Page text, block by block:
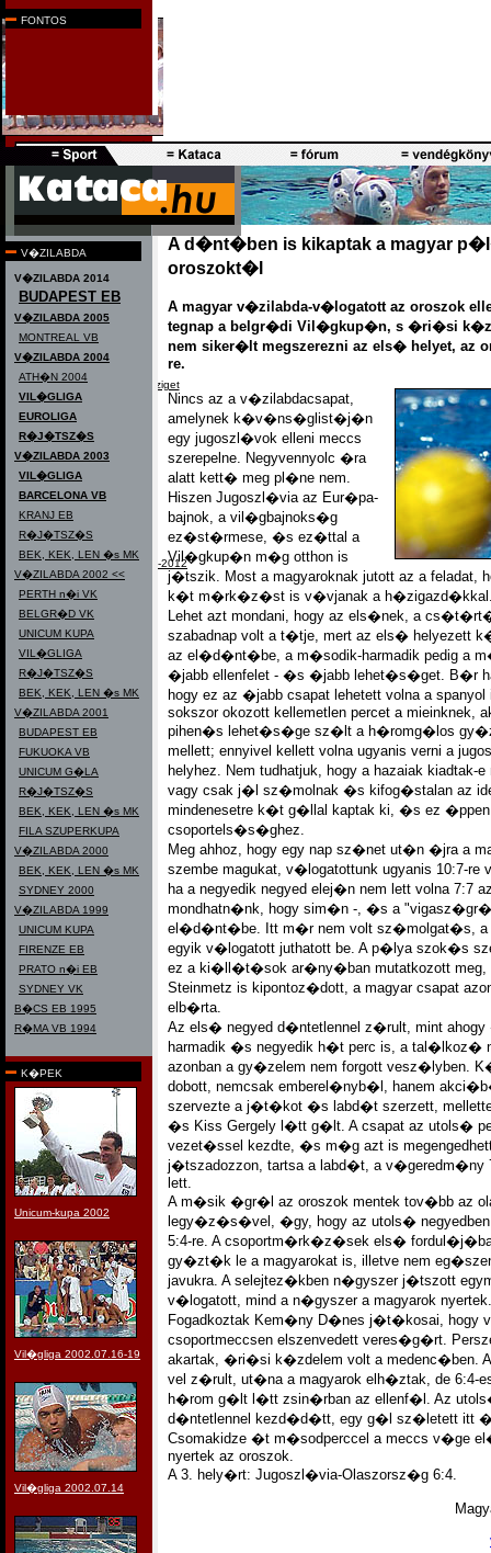
k�priportok
F�rfi v�logatott|N�i v�logatott
Melbourne, Miami, Margit-sziget
Magyar olimpiai lexikon 1896-2012
FONTOS
A d�nt�ben is kikaptak a magyar
oroszokt�l
A magyar v�zilabda-v�logatott az oroszok
tegnap a belgr�di Vil�gkup�n, s �ri�si
nem siker�lt megszerezni az els� helyet, az
re.
Nincs az a v�zilabdacsapat,
amelynek k�v�ns�glist�j�n
egy jugoszl�vok elleni meccs
szerepelne. Negyvennyolc �ra
alatt kett� meg pl�ne nem.
Hiszen Jugoszl�via az Eur�pa-
bajnok, a vil�gbajnoks�g
ez�st�rmese, �s ez�ttal a
Vil�gkup�n m�g otthon is
j�tszik. Most a magyaroknak jutott az a
k�t m�rk�z�st is v�vjanak a
Lehet azt mondani, hogy az els�nek, a
szabadnap volt a t�tje, mert az els� helyezett
az el�d�nt�be, a m�sodik-harmadik pedig a
�jabb ellenfelet - �s �jabb lehet�s�get. B�r
hogy ez az �jabb csapat lehetett volna a
sokszor okozott kellemetlen percet a mieinknek,
pihen�s lehet�s�ge sz�lt a h�romg�los
mellett; ennyivel kellett volna ugyanis verni a
helyhez. Nem tudhatjuk, hogy a hazaiak kiadtak-
vagy csak j�l sz�molnak �s kifog�stalan az
mindenesetre k�t g�llal kaptak ki, �s ez
csoportels�s�ghez.
Meg ahhoz, hogy egy nap sz�net ut�n �jra a
szembe magukat, v�logatottunk ugyanis 10:7-
ha a negyedik negyed elej�n nem lett volna 7:7
mondhatn�nk, hogy sim�n -, �s a
el�d�nt�be. Itt m�r nem volt sz�molgat�s,
egyik v�logatott juthatott be. A p�lya szok�s
ez a ki�ll�t�sok ar�ny�ban mutatkozott
Steinmetz is kipontoz�dott, a magyar csapat
elb�rta.
Az els� negyed d�ntetlennel z�rult, mint
harmadik �s negyedik h�t perc is, a tal�lkoz�
azonban a gy�zelem nem forgott
dobott, nemcsak emberel�nyb�l, hanem
szervezte a j�t�kot �s labd�t szerzett,
�s Kiss Gergely l�tt g�lt. A csapat az utols�
vezet�ssel kezdte, �s m�g azt is
j�tszadozzon, tartsa a labd�t, a v�geredm�ny
lett.
A m�sik �gr�l az oroszok mentek tov�bb az
legy�z�s�vel, �gy, hogy az utols�
5:4-re. A csoportm�rk�z�sek els�
gy�zt�k le a magyarokat is, illetve nem
javukra. A selejtez�kben n�gyszer j�tszott
v�logatott, mind a n�gyszer a magyarok nyertek.
Fogadkoztak Kem�ny D�nes j�t�kosai, hogy
csoportmeccsen elszenvedett veres�g�rt.
akartak, �ri�si k�zdelem volt a medenc�ben.
vel z�rult, ut�na a magyarok elh�ztak, de
h�rom g�lt l�tt zsin�rban az ellenf�l. Az
d�ntetlennel kezd�d�tt, egy g�l sz�letett itt
Csomakidze �t m�sodperccel a meccs v�ge
nyertek az oroszok.
A 3. hely�rt: Jugoszl�via-Olaszorsz�g 6:4.
V�ZILABDA
V�ZILABDA 2014
BUDAPEST EB
V�ZILABDA 2005
MONTREAL VB
V�ZILABDA 2004
ATH�N 2004
VIL�GLIGA
EUROLIGA
R�J�TSZ�S
V�ZILABDA 2003
VIL�GLIGA
BARCELONA VB
KRANJ EB
R�J�TSZ�S
BEK, KEK, LEN �s MK
V�ZILABDA 2002 <<
PERTH n�i VK
BELGR�D VK
UNICUM KUPA
VIL�GLIGA
R�J�TSZ�S
BEK, KEK, LEN �s MK
V�ZILABDA 2001
BUDAPEST EB
FUKUOKA VB
UNICUM G�LA
R�J�TSZ�S
BEK, KEK, LEN �s MK
FILA SZUPERKUPA
V�ZILABDA 2000
BEK, KEK, LEN �s MK
SYDNEY 2000
V�ZILABDA 1999
UNICUM KUPA
FIRENZE EB
PRATO n�i EB
SYDNEY VK
B�CS EB 1995
R�MA VB 1994
K�PEK
Unicum-kupa 2002
Vil�gliga 2002.07.16-19
Vil�gliga 2002.07.14